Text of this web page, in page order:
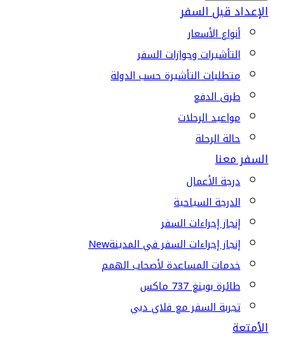
الإعداد قبل السفر
أنواع الأسعار
التأشيرات وجوازات السفر
متطلبات التأشيرة حسب الدولة
طرق الدفع
مواعيد الرحلات
حالة الرحلة
السفر معنا
درجة الأعمال
الدرجة السياحية
إنجاز إجراءات السفر
إنجاز إجراءات السفر في المدينةNew
خدمات المساعدة لأصحاب الهمم
طائرة بوينغ 737 ماكس
تجربة السفر مع فلاي دبي
الأمتعة